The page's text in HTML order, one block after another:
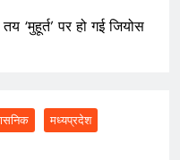
‘मुहूर्त’ पर हो गई जियोस
मध्यप्रदेश